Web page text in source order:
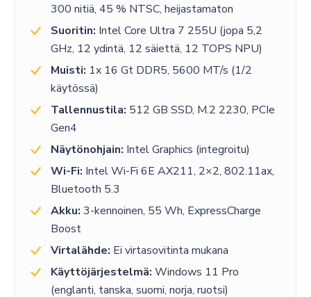
300 nitiä, 45 % NTSC, heijastamaton
Suoritin: Intel Core Ultra 7 255U (jopa 5,2
GHz, 12 ydintä, 12 säiettä, 12 TOPS NPU)
Muisti: 1x 16 Gt DDR5, 5600 MT/s (1/2
käytössä)
Tallennustila: 512 GB SSD, M.2 2230, PCIe
Gen4
Näytönohjain: Intel Graphics (integroitu)
Wi-Fi: Intel Wi-Fi 6E AX211, 2×2, 802.11ax,
Bluetooth 5.3
Akku: 3-kennoinen, 55 Wh, ExpressCharge
Boost
Virtalähde: Ei virtasovitinta mukana
Käyttöjärjestelmä: Windows 11 Pro
(englanti, tanska, suomi, norja, ruotsi)